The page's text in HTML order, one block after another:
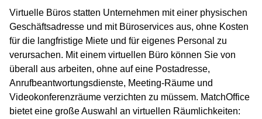
Virtuelle Büros statten Unternehmen mit einer physischen
Geschäftsadresse und mit Büroservices aus, ohne Kosten
für die langfristige Miete und für eigenes Personal zu
verursachen. Mit einem virtuellen Büro können Sie von
überall aus arbeiten, ohne auf eine Postadresse,
Anrufbeantwortungsdienste, Meeting-Räume und
Videokonferenzräume verzichten zu müssem. MatchOffice
bietet eine große Auswahl an virtuellen Räumlichkeiten: